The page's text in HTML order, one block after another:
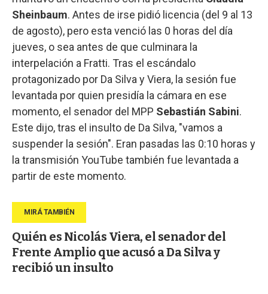
Sheinbaum. Antes de irse pidió licencia (del 9 al 13
de agosto), pero esta venció las 0 horas del día
jueves, o sea antes de que culminara la
interpelación a Fratti. Tras el escándalo
protagonizado por Da Silva y Viera, la sesión fue
levantada por quien presidía la cámara en ese
momento, el senador del MPP Sebastián Sabini.
Este dijo, tras el insulto de Da Silva, "vamos a
suspender la sesión". Eran pasadas las 0:10 horas y
la transmisión YouTube también fue levantada a
partir de este momento.
Quién es Nicolás Viera, el senador del
Frente Amplio que acusó a Da Silva y
recibió un insulto